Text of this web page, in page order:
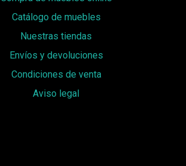
Catálogo de muebles
Nuestras tiendas
Envíos y devoluciones
Condiciones de venta
Aviso legal